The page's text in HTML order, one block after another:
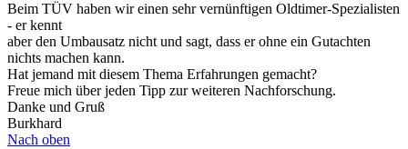
Beim TÜV haben wir einen sehr vernünftigen Oldtimer-Spezialisten
- er kennt
aber den Umbausatz nicht und sagt, dass er ohne ein Gutachten
nichts machen kann.
Hat jemand mit diesem Thema Erfahrungen gemacht?
Freue mich über jeden Tipp zur weiteren Nachforschung.
Danke und Gruß
Burkhard
Nach oben